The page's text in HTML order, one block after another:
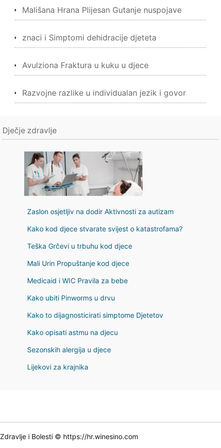
Mališana Hrana Plijesan Gutanje nuspojave
znaci i Simptomi dehidracije djeteta
Avulziona Fraktura u kuku u djece
Razvojne razlike u individualan jezik i govor
Dječje zdravlje
Zaslon osjetljiv na dodir Aktivnosti za autizam
Kako kod djece stvarate svijest o katastrofama?
Teška Grčevi u trbuhu kod djece
Mali Urin Propuštanje kod djece
Medicaid i WIC Pravila za bebe
Kako ubiti Pinworms u drvu
Kako to dijagnosticirati simptome Djetetov
Kako opisati astmu na djecu
Sezonskih alergija u djece
Lijekovi za krajnika
Zdravlje i Bolesti © https://hr.winesino.com